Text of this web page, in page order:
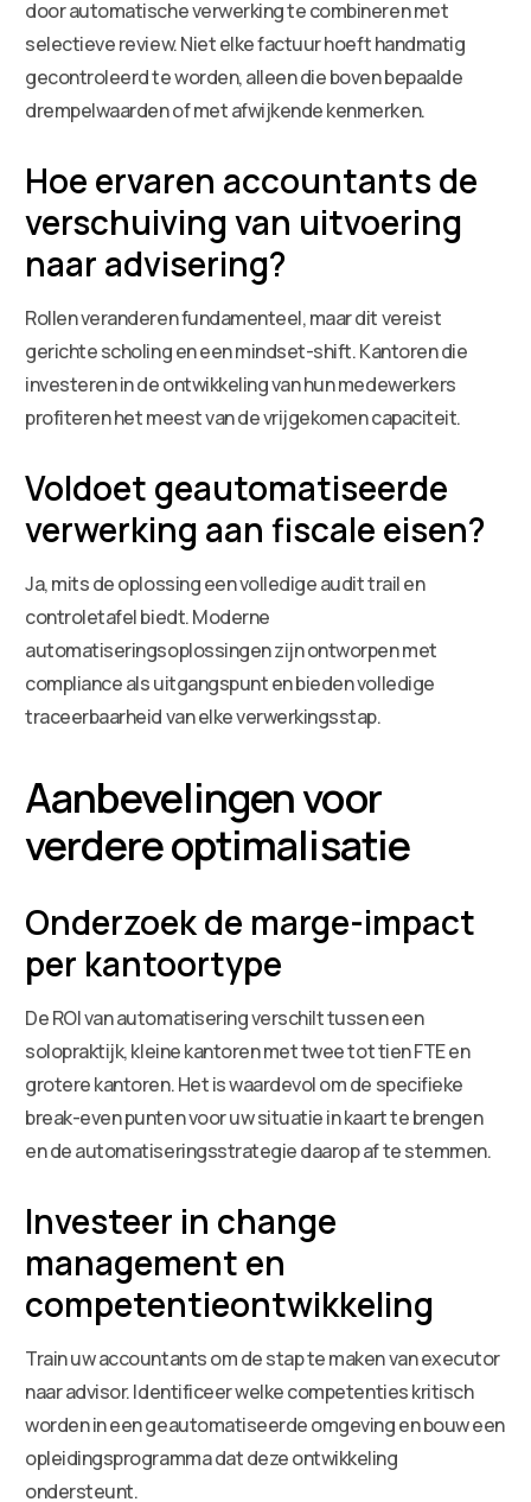
door automatische verwerking te combineren met
selectieve review. Niet elke factuur hoeft handmatig
gecontroleerd te worden, alleen die boven bepaalde
drempelwaarden of met afwijkende kenmerken.
Hoe ervaren accountants de
verschuiving van uitvoering
naar advisering?
Rollen veranderen fundamenteel, maar dit vereist
gerichte scholing en een mindset-shift. Kantoren die
investeren in de ontwikkeling van hun medewerkers
profiteren het meest van de vrijgekomen capaciteit.
Voldoet geautomatiseerde
verwerking aan fiscale eisen?
Ja, mits de oplossing een volledige audit trail en
controletafel biedt. Moderne
automatiseringsoplossingen zijn ontworpen met
compliance als uitgangspunt en bieden volledige
traceerbaarheid van elke verwerkingsstap.
Aanbevelingen voor
verdere optimalisatie
Onderzoek de marge-impact
per kantoortype
De ROI van automatisering verschilt tussen een
solopraktijk, kleine kantoren met twee tot tien FTE en
grotere kantoren. Het is waardevol om de specifieke
break-even punten voor uw situatie in kaart te brengen
en de automatiseringsstrategie daarop af te stemmen.
Investeer in change
management en
competentieontwikkeling
Train uw accountants om de stap te maken van executor
naar advisor. Identificeer welke competenties kritisch
worden in een geautomatiseerde omgeving en bouw een
opleidingsprogramma dat deze ontwikkeling
ondersteunt.